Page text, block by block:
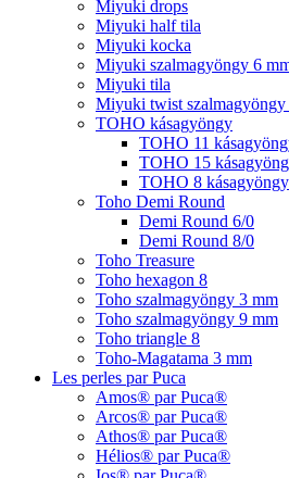
Miyuki drops
Miyuki half tila
Miyuki kocka
Miyuki szalmagyöngy 6
Miyuki tila
Miyuki twist szalmagyöngy
TOHO kásagyöngy
TOHO 11
TOHO 15
TOHO 8 kásagyöngy
Toho Demi Round
Demi Round 6/0
Demi Round 8/0
Toho Treasure
Toho hexagon 8
Toho szalmagyöngy 3 mm
Toho szalmagyöngy 9 mm
Toho triangle 8
Toho-Magatama 3 mm
Les perles par Puca
Amos® par Puca®
Arcos® par Puca®
Athos® par Puca®
Hélios® par Puca®